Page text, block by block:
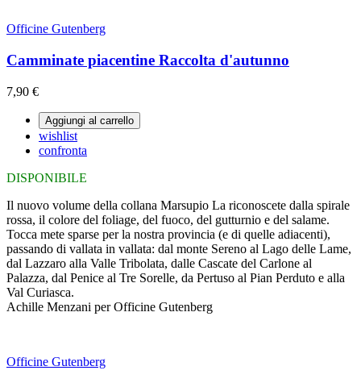
Officine Gutenberg
Camminate piacentine Raccolta d'autunno
7,90 €
Aggiungi al carrello
wishlist
confronta
DISPONIBILE
Il nuovo volume della collana Marsupio La riconoscete dalla spirale
rossa, il colore del foliage, del fuoco, del gutturnio e del salame.
Tocca mete sparse per la nostra provincia (e di quelle adiacenti),
passando di vallata in vallata: dal monte Sereno al Lago delle Lame,
dal Lazzaro alla Valle Tribolata, dalle Cascate del Carlone al
Palazza, dal Penice al Tre Sorelle, da Pertuso al Pian Perduto e alla
Val Curiasca.
Achille Menzani per Officine Gutenberg
Officine Gutenberg